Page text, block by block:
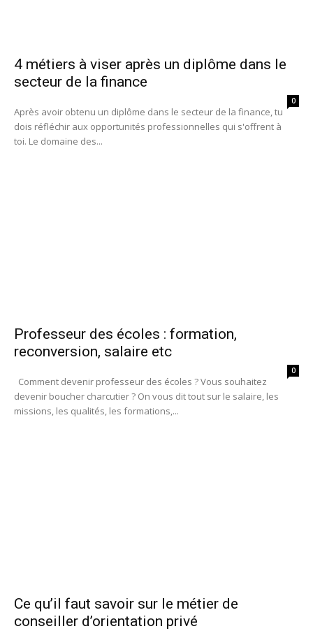
4 métiers à viser après un diplôme dans le
secteur de la finance
0
Après avoir obtenu un diplôme dans le secteur de la finance, tu
dois réfléchir aux opportunités professionnelles qui s'offrent à
toi. Le domaine des...
Professeur des écoles : formation,
reconversion, salaire etc
0
Comment devenir professeur des écoles ? Vous souhaitez
devenir boucher charcutier ? On vous dit tout sur le salaire, les
missions, les qualités, les formations,...
Ce qu’il faut savoir sur le métier de
conseiller d’orientation privé